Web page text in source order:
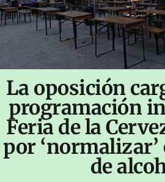
La oposición
programación
Feria de la
por
de